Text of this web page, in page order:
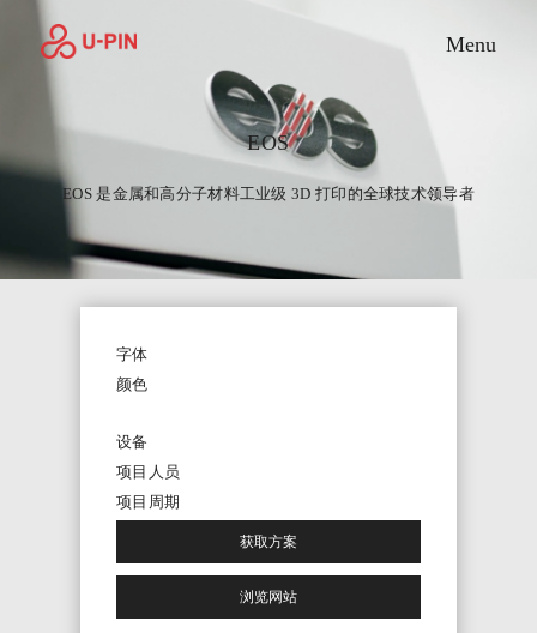
Toggle
Menu
EOS
EOS 是金属和高分子材料工业级 3D 打印的全球技术领导者
字体
颜色
设备
项目人员
项目周期
获取方案
浏览网站